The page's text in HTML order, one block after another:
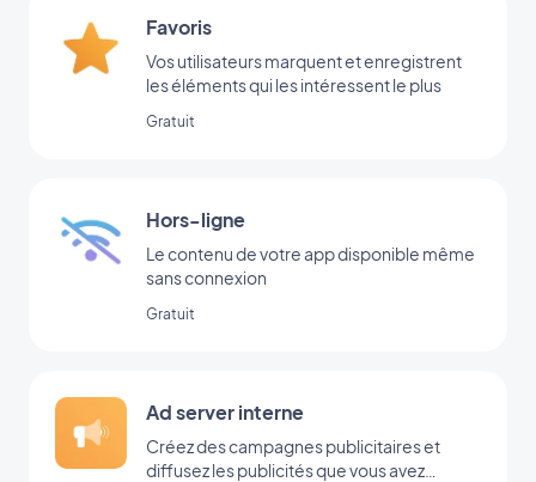
Favoris
Vos utilisateurs marquent et enregistrent
les éléments qui les intéressent le plus
Gratuit
Hors-ligne
Le contenu de votre app disponible même
sans connexion
Gratuit
Ad server interne
Créez des campagnes publicitaires et
diffusez les publicités que vous avez